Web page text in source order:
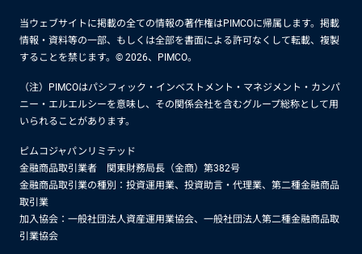
当ウェブサイトに掲載の全ての情報の著作権はPIMCOに帰属します。掲載
情報・資料等の一部、もしくは全部を書面による許可なくして転載、複製
することを禁じます。© 2026、PIMCO。
（注）PIMCOはパシフィック・インベストメント・マネジメント・カンパ
ニー・エルエルシーを意味し、その関係会社を含むグループ総称として用
いられることがあります。
ピムコジャパンリミテッド
金融商品取引業者 関東財務局長（金商）第382号
金融商品取引業の種別：投資運用業、投資助言・代理業、第二種金融商品
取引業
加入協会：一般社団法人資産運用業協会、一般社団法人第二種金融商品取
引業協会